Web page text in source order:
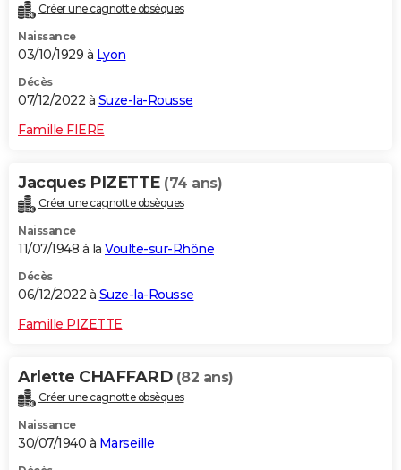
Créer une cagnotte obsèques
Naissance
03/10/1929 à Lyon
Décès
07/12/2022 à Suze-la-Rousse
Famille FIERE
Jacques PIZETTE (74 ans)
Créer une cagnotte obsèques
Naissance
11/07/1948 à la Voulte-sur-Rhône
Décès
06/12/2022 à Suze-la-Rousse
Famille PIZETTE
Arlette CHAFFARD (82 ans)
Créer une cagnotte obsèques
Naissance
30/07/1940 à Marseille